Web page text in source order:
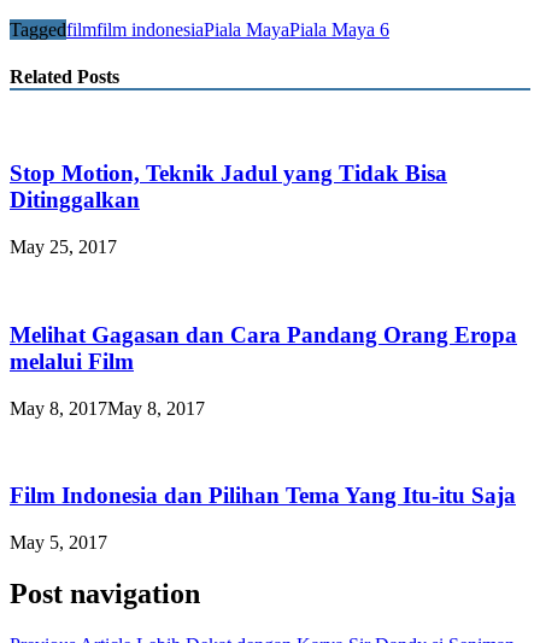
Taggedfilmfilm indonesiaPiala MayaPiala Maya 6
Related Posts
Stop Motion, Teknik Jadul yang Tidak Bisa
Ditinggalkan
May 25, 2017
Melihat Gagasan dan Cara Pandang Orang Eropa
melalui Film
May 8, 2017May 8, 2017
Film Indonesia dan Pilihan Tema Yang Itu-itu Saja
May 5, 2017
Post navigation